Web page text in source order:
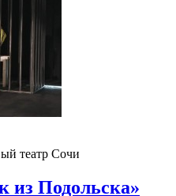
театр Сочи
из Подольска»